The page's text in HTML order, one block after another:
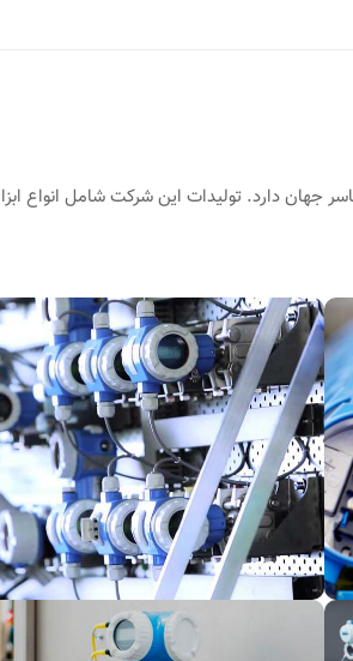
دارد. تولیدات این شرکت شامل انواع